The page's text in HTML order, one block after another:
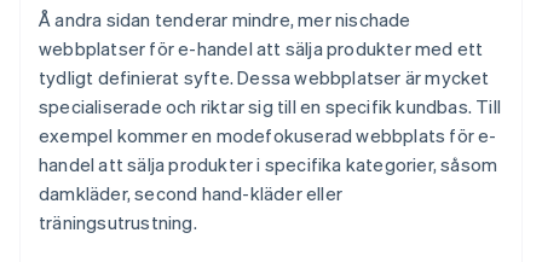
Å andra sidan tenderar mindre, mer nischade
webbplatser för e-handel att sälja produkter med ett
tydligt definierat syfte. Dessa webbplatser är mycket
specialiserade och riktar sig till en specifik kundbas. Till
exempel kommer en modefokuserad webbplats för e-
handel att sälja produkter i specifika kategorier, såsom
damkläder, second hand-kläder eller
träningsutrustning.